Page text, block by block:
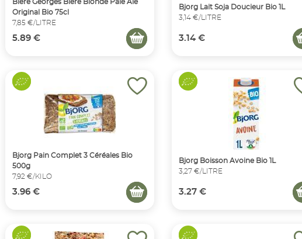
Bière Georges Bière Blonde Pale Ale
Original Bio 75cl
7,85 €/LITRE
5.89 €
Bjorg Lait Soja Doucieur Bio 1L
3,14 €/LITRE
3.14 €
Bjorg Pain Complet 3 Céréales Bio
500g
7,92 €/KILO
3.96 €
Bjorg Boisson Avoine Bio 1L
3,27 €/LITRE
3.27 €